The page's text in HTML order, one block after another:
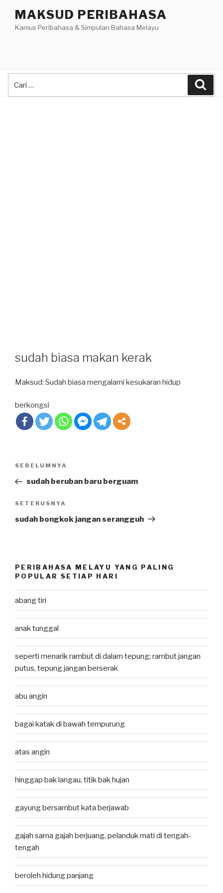
content
MAKSUD PERIBAHASA
Kamus Peribahasa & Simpulan Bahasa Melayu
sudah biasa makan kerak
Maksud: Sudah biasa mengalami kesukaran hidup
berkongsi
Post
Previous
Post
SEBELUMNYA
sudah beruban baru berguam
Next
Post
SETERUSNYA
sudah bongkok jangan serangguh
PERIBAHASA MELAYU YANG PALING
POPULAR SETIAP HARI
abang tiri
anak tunggal
seperti menarik rambut di dalam tepung; rambut jangan
putus, tepung jangan berserak
abu angin
bagai katak di bawah tempurung
atas angin
hinggap bak langau, titik bak hujan
gayung bersambut kata berjawab
gajah sama gajah berjuang, pelanduk mati di tengah-
tengah
beroleh hidung panjang